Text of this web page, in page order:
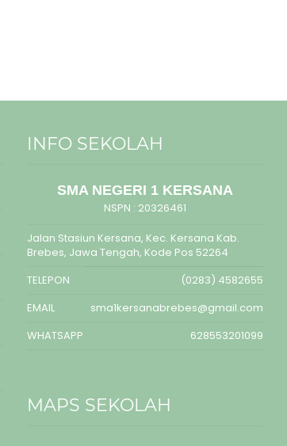
INFO SEKOLAH
SMA NEGERI 1 KERSANA
NSPN : 20326461
Jalan Stasiun Kersana, Kec. Kersana Kab.
Brebes, Jawa Tengah, Kode Pos 52264
TELEPON
(0283) 4582655
EMAIL
sma1kersanabrebes@gmail.com
WHATSAPP
628553201099
MAPS SEKOLAH